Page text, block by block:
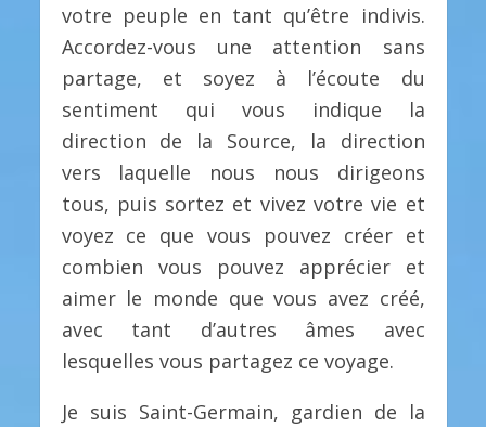
votre peuple en tant qu’être indivis.
Accordez-vous une attention sans
partage, et soyez à l’écoute du
sentiment qui vous indique la
direction de la Source, la direction
vers laquelle nous nous dirigeons
tous, puis sortez et vivez votre vie et
voyez ce que vous pouvez créer et
combien vous pouvez apprécier et
aimer le monde que vous avez créé,
avec tant d’autres âmes avec
lesquelles vous partagez ce voyage.
Je suis Saint-Germain, gardien de la